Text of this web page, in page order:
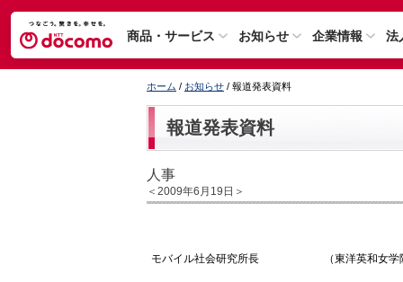
商品・サービス お知らせ 企業情報 法
ホーム / お知らせ / 報道発表資料
報道発表資料
人事
＜2009年6月19日＞
モバイル社会研究所長 （東洋英和女